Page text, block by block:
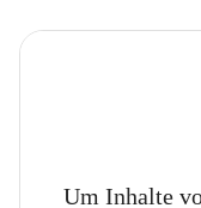
Um Inhalte